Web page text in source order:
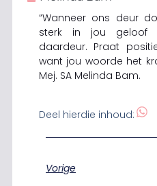
“Wanneer ons deur
sterk in jou geloof
daardeur. Praat
want jou woorde het
Mej. SA Melinda Bam.
Deel hierdie inhoud:
Vorige